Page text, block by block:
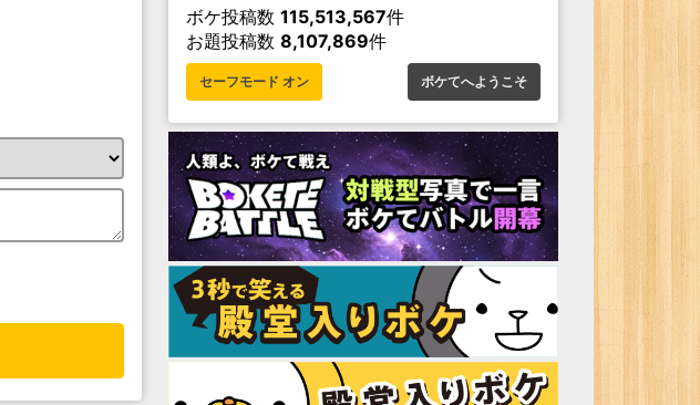
ボケ投稿数 115,513,567件
お題投稿数 8,107,869件
セーフモード オン ボケてへようこそ